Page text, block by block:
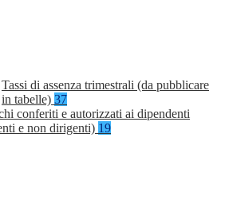
Tassi di assenza trimestrali (da pubblicare
in tabelle) 37
conferiti e autorizzati ai dipendenti
e non dirigenti) 19